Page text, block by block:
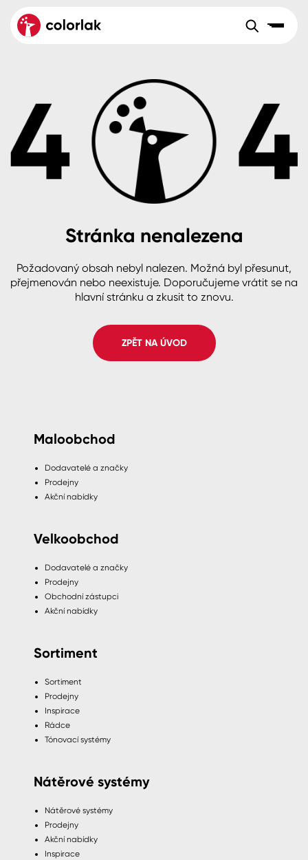
Velkoobchod Sortiment
Aktuality
Reference
O společnosti
B2B +420 800 145 555Po – Pá: 8:00–15:00
Česko
Slovensko Polsko Worldwide
Dřevo
Beton, asfalt, minerální podklady
Plast, sklo, keramika
Stěny
Fasády
Spreje
Colorlak Dekor
Colorlak Profi
Colorlak Pta
Stránka nenalezena
Požadovaný obsah nebyl nalezen. Možná byl přesunut,
přejmenován nebo neexistuje. Doporučujeme vrátit se na
hlavní stránku a zkusit to znovu.
ZPĚT NA ÚVOD
Maloobchod
Dodavatelé a značky
Prodejny
Akční nabídky
Velkoobchod
Dodavatelé a značky
Prodejny
Obchodní zástupci
Akční nabídky
Sortiment
Sortiment
Prodejny
Inspirace
Rádce
Tónovací systémy
Nátěrové systémy
Nátěrové systémy
Prodejny
Akční nabídky
Inspirace